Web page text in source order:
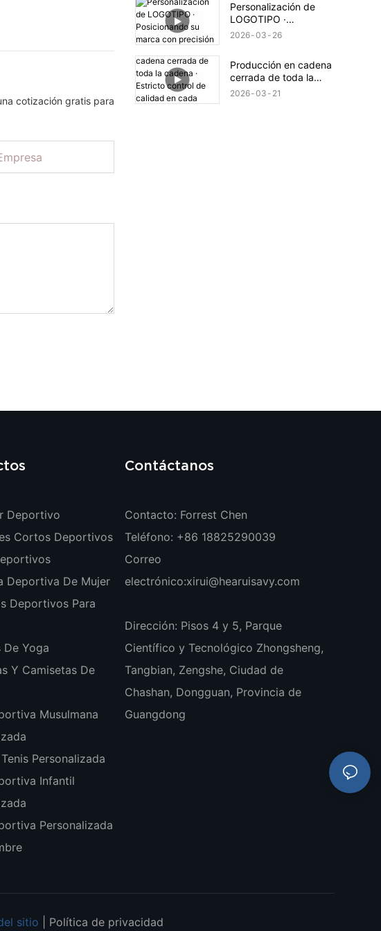
cotización gratis para
Personalización de
LOGOTIPO ·
Posicionando su
2026 03 26
Producción en cadena
cerrada de toda la
cadena · Estricto
2026 03 21
Deportivo
Cortos Deportivos
Deportiva De Mujer
Deportivos Para
De Yoga
Y Camisetas De
Musulmana
Personalizada
Infantil
Personalizada
Contáctanos
Contacto: Forrest Chen
Teléfono: +86 18825290039
Correo
electrónico:xirui@hearuisavy.com
Dirección: Pisos 4 y 5, Parque
Científico y Tecnológico Zhongsheng,
Tangbian, Zengshe, Ciudad de
Chashan, Dongguan, Provincia de
Guangdong
sitio Política de privacidad